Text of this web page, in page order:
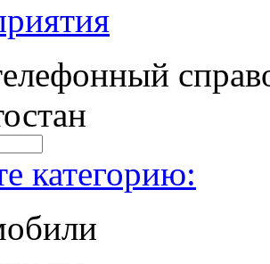
категорию: